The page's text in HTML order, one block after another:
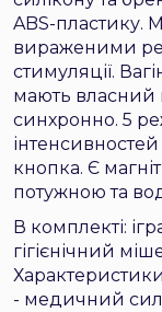
ABS-пластику.
вираженими
стимуляції.
мають
синхронно. 5
кнопка. Є
потужною та
В комплекті:
гігієнічний
- медичний